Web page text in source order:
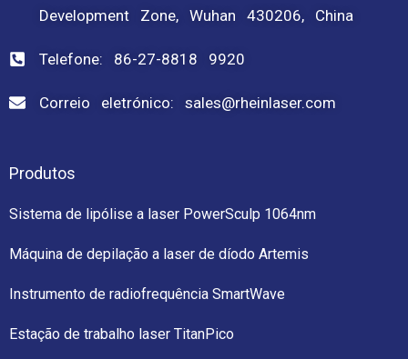
Development Zone, Wuhan 430206, China
Telefone: 86-27-8818 9920
Correio eletrónico: sales@rheinlaser.com
Produtos
Sistema de lipólise a laser PowerSculp 1064nm
Máquina de depilação a laser de díodo Artemis
Instrumento de radiofrequência SmartWave
Estação de trabalho laser TitanPico